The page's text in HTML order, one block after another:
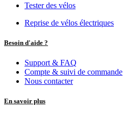
Tester des vélos
Reprise de vélos électriques
Besoin d'aide ?
Support & FAQ
Compte & suivi de commande
Nous contacter
En savoir plus